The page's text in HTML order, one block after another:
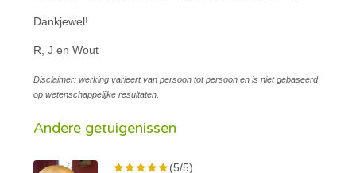
Dankjewel!
R, J en Wout
Disclaimer: werking varieert van persoon tot persoon en is niet gebaseerd
op wetenschappelijke resultaten.
Andere getuigenissen
(5/5)